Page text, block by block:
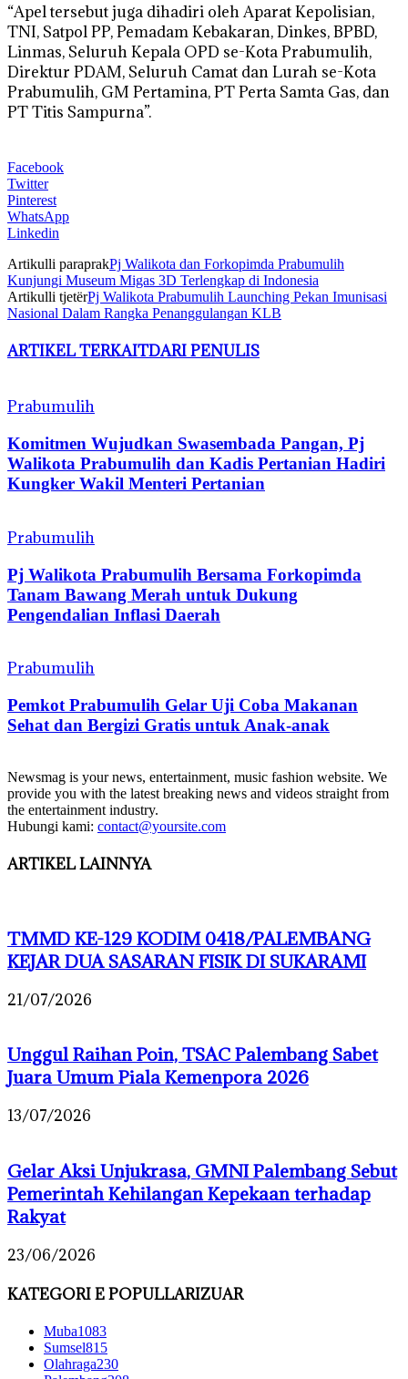
“Apel tersebut juga dihadiri oleh Aparat Kepolisian,
TNI, Satpol PP, Pemadam Kebakaran, Dinkes, BPBD,
Linmas, Seluruh Kepala OPD se-Kota Prabumulih,
Direktur PDAM, Seluruh Camat dan Lurah se-Kota
Prabumulih, GM Pertamina, PT Perta Samta Gas, dan
PT Titis Sampurna”.
Facebook
Twitter
Pinterest
WhatsApp
Linkedin
Artikulli paraprakPj Walikota dan Forkopimda Prabumulih
Kunjungi Museum Migas 3D Terlengkap di Indonesia
Artikulli tjetërPj Walikota Prabumulih Launching Pekan Imunisasi
Nasional Dalam Rangka Penanggulangan KLB
ARTIKEL TERKAITDARI PENULIS
Prabumulih
Komitmen Wujudkan Swasembada Pangan, Pj
Walikota Prabumulih dan Kadis Pertanian Hadiri
Kungker Wakil Menteri Pertanian
Prabumulih
Pj Walikota Prabumulih Bersama Forkopimda
Tanam Bawang Merah untuk Dukung
Pengendalian Inflasi Daerah
Prabumulih
Pemkot Prabumulih Gelar Uji Coba Makanan
Sehat dan Bergizi Gratis untuk Anak-anak
Newsmag is your news, entertainment, music fashion website. We
provide you with the latest breaking news and videos straight from
the entertainment industry.
Hubungi kami: contact@yoursite.com
ARTIKEL LAINNYA
TMMD KE-129 KODIM 0418/PALEMBANG
KEJAR DUA SASARAN FISIK DI SUKARAMI
21/07/2026
Unggul Raihan Poin, TSAC Palembang Sabet
Juara Umum Piala Kemenpora 2026
13/07/2026
Gelar Aksi Unjukrasa, GMNI Palembang Sebut
Pemerintah Kehilangan Kepekaan terhadap
Rakyat
23/06/2026
KATEGORI E POPULLARIZUAR
Muba1083
Sumsel815
Olahraga230